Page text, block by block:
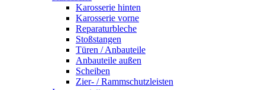
Karosserie hinten
Karosserie vorne
Reparaturbleche
Stoßstangen
Türen / Anbauteile
Anbauteile außen
Scheiben
Zier- / Rammschutzleisten